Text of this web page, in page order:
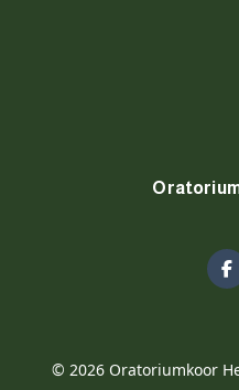
© 2026 Oratoriumkoor